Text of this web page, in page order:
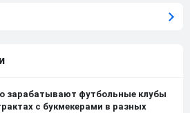
зарабатывают футбольные клубы
с букмекерами в разных